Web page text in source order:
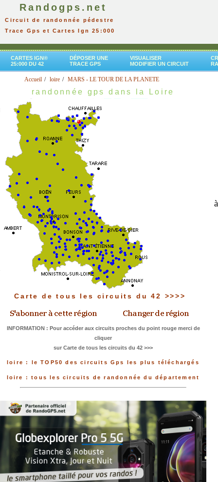
Randogps.net
Circuit de randonnée pédestre
Trace Gps et Cartes Ign 25:000
CARTES IGN®
25:000 DU 42
DÉPOSER UNE
TRACE GPS
VISUALISER
MODIFIER UN CIRCUIT
Accueil loire MARS - LE TOUR DE LA PLANETE
randonnée gps dans la Loire
Carte de tous les circuits du 42 >>>>
INFORMATION : Pour accéder aux circuits proches du point rouge merci de
cliquer
sur Carte de tous les circuits du 42 >>>
loire : le TOP50 des circuits Gps les plus téléchargés
loire : tous les circuits de randonnée du département